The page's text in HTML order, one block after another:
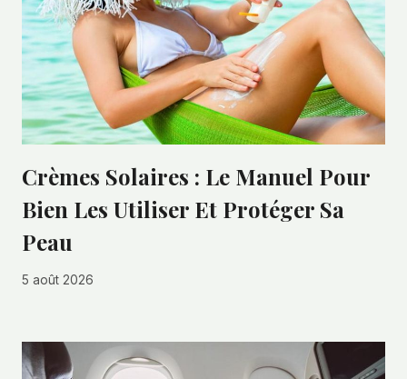
Crèmes Solaires : Le Manuel Pour
Bien Les Utiliser Et Protéger Sa
Peau
5 août 2026